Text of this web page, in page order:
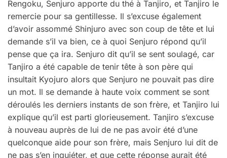
Rengoku, Senjuro apporte du thé à Tanjiro, et Tanjiro le
remercie pour sa gentillesse. Il s’excuse également
d’avoir assommé Shinjuro avec son coup de tête et lui
demande s’il va bien, ce à quoi Senjuro répond qu’il
pense que ça ira. Senjuro dit qu’il se sent soulagé, car
Tanjiro a été capable de tenir tête à son père qui
insultait Kyojuro alors que Senjuro ne pouvait pas dire
un mot. Il se demande à haute voix comment se sont
déroulés les derniers instants de son frère, et Tanjiro lui
explique qu’il est parti glorieusement. Tanjiro s’excuse
à nouveau auprès de lui de ne pas avoir été d’une
quelconque aide pour son frère, mais Senjuro lui dit de
ne pas s’en inquiéter, et que cette réponse aurait été